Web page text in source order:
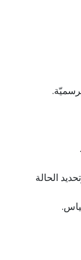
الحالة